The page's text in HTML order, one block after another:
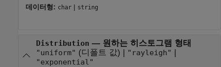
데이터형: char | string
Distribution — 원하는 히스토그램 형태
"uniform" (디폴트 값) | "rayleigh"
"exponential"